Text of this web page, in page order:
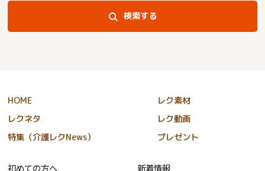
検索する
HOME
レク素材
レクネタ
レク動画
特集（介護レクNews）
プレゼント
初めての方へ
新着情報